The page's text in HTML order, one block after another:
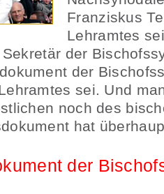
Franziskus
Lehramtes
der
der
sei. Und
noch des
hat
der